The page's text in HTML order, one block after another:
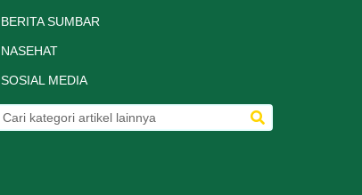
BERITA SUMBAR
NASEHAT
SOSIAL MEDIA